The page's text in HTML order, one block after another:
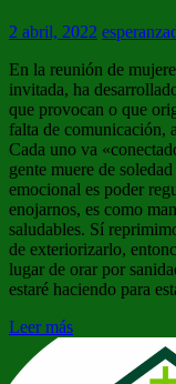
2 abril, 2022
En la reunión de
invitada, ha
que provocan o que
falta de comunicación,
Cada uno va
gente muere de
emocional es poder
enojarnos, es como
saludables. Sí
de exteriorizarlo,
lugar de orar por
estaré haciendo para
Leer más